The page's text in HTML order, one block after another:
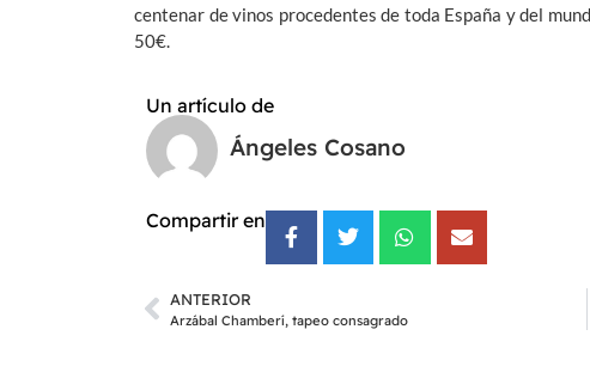
centenar de vinos procedentes de toda España y del
50€.
Un artículo de
Ángeles Cosano
Compartir en
ANTERIOR
Arzábal Chamberí, tapeo consagrado